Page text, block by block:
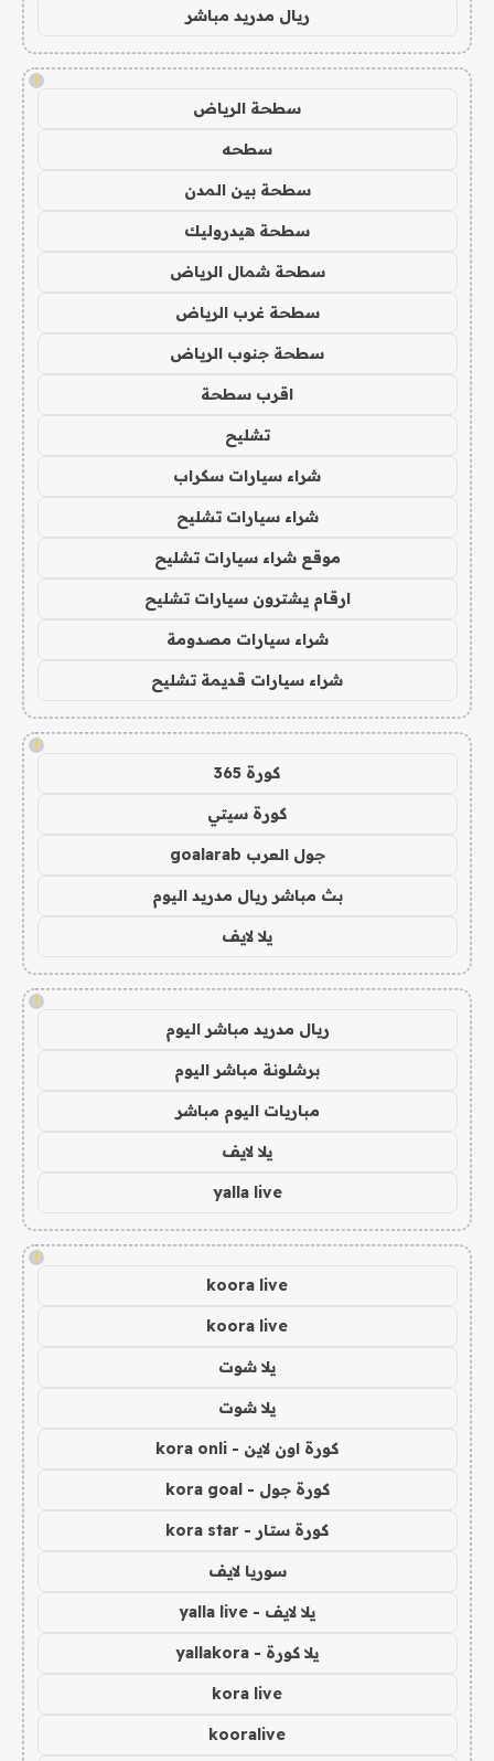
ريال مدريد مباشر
!
سطحة الرياض
سطحه
سطحة بين المدن
سطحة هيدروليك
سطحة شمال الرياض
سطحة غرب الرياض
سطحة جنوب الرياض
اقرب سطحة
تشليح
شراء سيارات سكراب
شراء سيارات تشليح
موقع شراء سيارات تشليح
ارقام يشترون سيارات تشليح
شراء سيارات مصدومة
شراء سيارات قديمة تشليح
!
كورة 365
كورة سيتي
جول العرب goalarab
بث مباشر ريال مدريد اليوم
يلا لايف
!
ريال مدريد مباشر اليوم
برشلونة مباشر اليوم
مباريات اليوم مباشر
يلا لايف
yalla live
!
koora live
koora live
يلا شوت
يلا شوت
كورة اون لاين - kora onli
كورة جول - kora goal
كورة ستار - kora star
سوريا لايف
يلا لايف - yalla live
يلا كورة - yallakora
kora live
kooralive